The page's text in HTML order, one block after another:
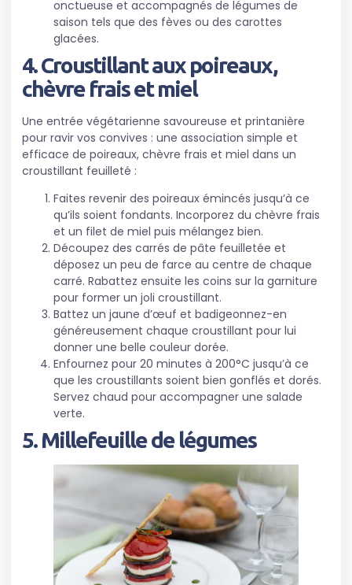
onctueuse et accompagnés de légumes de
saison tels que des fèves ou des carottes
glacées.
4. Croustillant aux poireaux,
chèvre frais et miel
Une entrée végétarienne savoureuse et printanière
pour ravir vos convives : une association simple et
efficace de poireaux, chèvre frais et miel dans un
croustillant feuilleté :
Faites revenir des poireaux émincés jusqu’à ce
qu’ils soient fondants. Incorporez du chèvre frais
et un filet de miel puis mélangez bien.
Découpez des carrés de pâte feuilletée et
déposez un peu de farce au centre de chaque
carré. Rabattez ensuite les coins sur la garniture
pour former un joli croustillant.
Battez un jaune d’œuf et badigeonnez-en
généreusement chaque croustillant pour lui
donner une belle couleur dorée.
Enfournez pour 20 minutes à 200°C jusqu’à ce
que les croustillants soient bien gonflés et dorés.
Servez chaud pour accompagner une salade
verte.
5. Millefeuille de légumes